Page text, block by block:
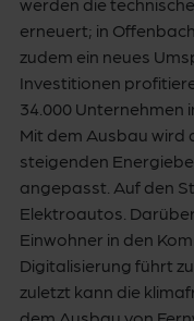
erneuert; in
zudem ein neues
Investitionen
34.000 Unternehmen
Mit dem Ausbau wird
steigenden
angepasst. Auf den
Elektroautos.
Einwohner in den
Digitalisierung führt
zuletzt kann die